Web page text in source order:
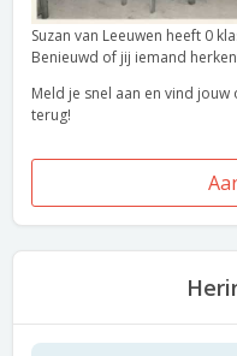
Suzan van Leeuwen heeft 0
Benieuwd of jij iemand
Meld je snel aan en vind
terug!